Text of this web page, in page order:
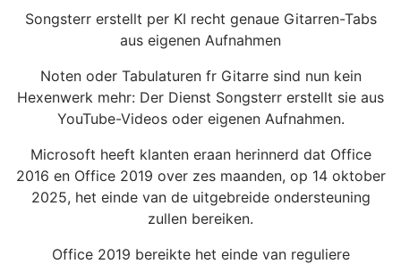
Songsterr erstellt per KI recht genaue Gitarren-Tabs
aus eigenen Aufnahmen
Noten oder Tabulaturen fr Gitarre sind nun kein
Hexenwerk mehr: Der Dienst Songsterr erstellt sie aus
YouTube-Videos oder eigenen Aufnahmen.
Microsoft heeft klanten eraan herinnerd dat Office
2016 en Office 2019 over zes maanden, op 14 oktober
2025, het einde van de uitgebreide ondersteuning
zullen bereiken.
Office 2019 bereikte het einde van reguliere